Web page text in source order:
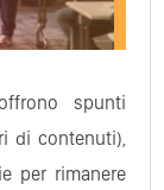
spunti
di contenuti),
per rimanere